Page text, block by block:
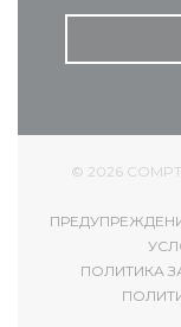
© 2026
ПОЛИТИКА